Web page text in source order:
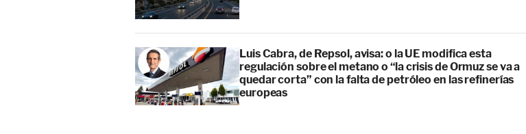
Luis Cabra, de Repsol, avisa: o la UE modifica esta
regulación sobre el metano o “la crisis de Ormuz se va a
quedar corta” con la falta de petróleo en las refinerías
europeas